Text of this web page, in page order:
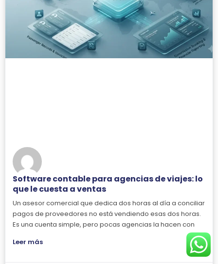
Software contable para agencias de viajes: lo
que le cuesta a ventas
Un asesor comercial que dedica dos horas al día a conciliar
pagos de proveedores no está vendiendo esas dos horas.
Es una cuenta simple, pero pocas agencias la hacen con
Leer más